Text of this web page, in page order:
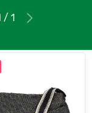
/ 1